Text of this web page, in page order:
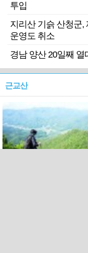
투입
지리산 기슭 산청군,
운영도 취소
경남 양산 20일째
근교산